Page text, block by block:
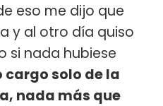
eso me dijo que
y al otro día quiso
si nada hubiese
cargo solo de la
nada más que